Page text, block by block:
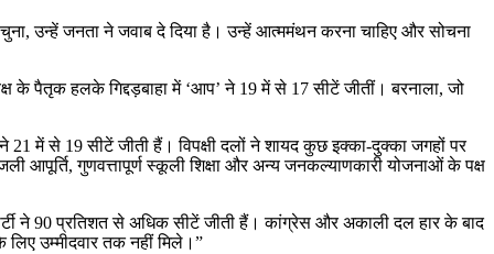
चुना, उन्हें जनता ने जवाब दे दिया है। उन्हें आत्ममंथन करना चाहिए और सोचना
के पैतृक हलके गिद्दड़बाहा में ‘आप’ ने 19 में से 17 सीटें जीतीं। बरनाला, जो
ने 21 में से 19 सीटें जीती हैं। विपक्षी दलों ने शायद कुछ इक्का-दुक्का जगहों पर
आपूर्ति, गुणवत्तापूर्ण स्कूली शिक्षा और अन्य जनकल्याणकारी योजनाओं के पक्ष
ने 90 प्रतिशत से अधिक सीटें जीती हैं। कांग्रेस और अकाली दल हार के बाद
उम्मीदवार तक नहीं मिले।”